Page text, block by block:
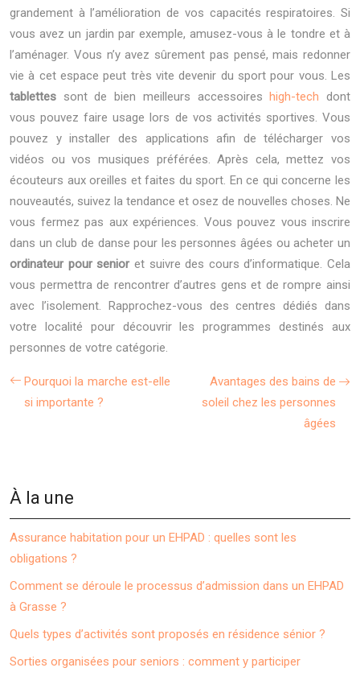
grandement à l’amélioration de vos capacités respiratoires. Si
vous avez un jardin par exemple, amusez-vous à le tondre et à
l’aménager. Vous n’y avez sûrement pas pensé, mais redonner
vie à cet espace peut très vite devenir du sport pour vous. Les
tablettes sont de bien meilleurs accessoireshigh-tech dont
vous pouvez faire usage lors de vos activités sportives. Vous
pouvez y installer des applications afin de télécharger vos
vidéos ou vos musiques préférées. Après cela, mettez vos
écouteurs aux oreilles et faites du sport. En ce qui concerne les
nouveautés, suivez la tendance et osez de nouvelles choses. Ne
vous fermez pas aux expériences. Vous pouvez vous inscrire
dans un club de danse pour les personnes âgées ou acheter un
ordinateur pour senioret suivre des cours d’informatique. Cela
vous permettra de rencontrer d’autres gens et de rompre ainsi
avec l’isolement. Rapprochez-vous des centres dédiés dans
votre localité pour découvrir les programmes destinés aux
personnes de votre catégorie.
Pourquoi la marche est-elle
si importante ?
Avantages des bains de
soleil chez les personnes
âgées
À la une
Assurance habitation pour un EHPAD : quelles sont les
obligations ?
Comment se déroule le processus d’admission dans un EHPAD
à Grasse ?
Quels types d’activités sont proposés en résidence sénior ?
Sorties organisées pour seniors : comment y participer